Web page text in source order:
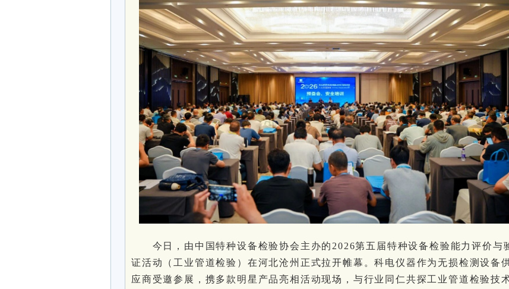
今日，由中国特种设备检验协会主办的2026第五届特种设备检验能力评价与
证活动（工业管道检验）在河北沧州正式拉开帷幕。科电仪器作为无损检测设备
应商受邀参展，携多款明星产品亮相活动现场，与行业同仁共探工业管道检验技